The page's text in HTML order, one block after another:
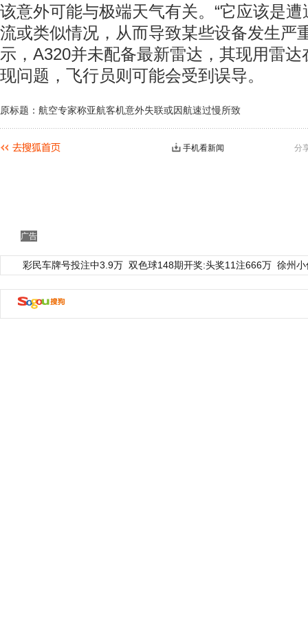
该意外可能与极端天气有关。“它应该是
流或类似情况，从而导致某些设备发生严
示，A320并未配备最新雷达，其现用雷
现问题，飞行员则可能会受到误导。
原标题：航空专家称亚航客机意外失联或因航速过慢所致
分
手机看新闻
广告
彩民车牌号投注中3.9万 双色球148期开奖:头奖11注666万 徐州